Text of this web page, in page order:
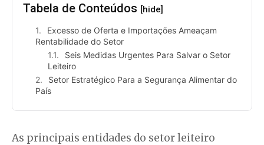
Tabela de Conteúdos [hide]
Excesso de Oferta e Importações Ameaçam
Rentabilidade do Setor
Seis Medidas Urgentes Para Salvar o Setor
Leiteiro
Setor Estratégico Para a Segurança Alimentar do
País
As principais entidades do setor leiteiro